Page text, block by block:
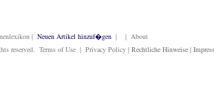
| Neuen Artikel hinzuf�gen | | About
reserved. Terms of Use | Privacy Policy | Rechtliche Hinweise |